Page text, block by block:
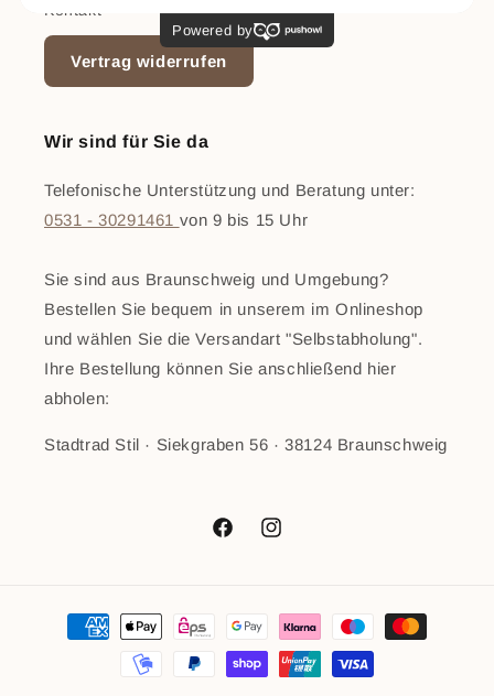
Kontakt
Vertrag widerrufen
Wir sind für Sie da
Telefonische Unterstützung und Beratung unter:
0531 - 30291461 von 9 bis 15 Uhr
Sie sind aus Braunschweig und Umgebung?
Bestellen Sie bequem in unserem im Onlineshop
und wählen Sie die Versandart "Selbstabholung".
Ihre Bestellung können Sie anschließend hier
abholen:
Stadtrad Stil · Siekgraben 56 · 38124 Braunschweig
FacebookInstagram
Zahlungsmethoden